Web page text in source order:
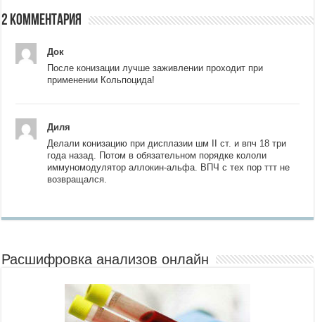
2 комментария
Док
После конизации лучше заживлении проходит при
применении Кольпоцида!
Диля
Делали конизацию при дисплазии шм II ст. и впч 18 три
года назад. Потом в обязательном порядке кололи
иммуномодулятор аллокин-альфа. ВПЧ с тех пор ттт не
возвращался.
Расшифровка анализов онлайн